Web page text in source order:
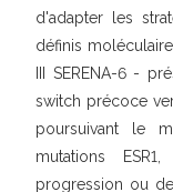
d'adapter les
définis
III SERENA-6 -
switch précoce
poursuivant le
mutations
progression ou